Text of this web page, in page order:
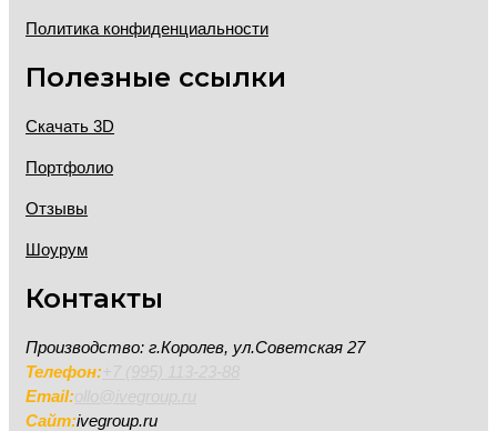
Политика конфиденциальности
Полезные ссылки
Скачать 3D
Портфолио
Отзывы
Шоурум
Контакты
Производство: г.Королев, ул.Советская 27
Телефон:
Email:
Сайт:ivegroup.ru